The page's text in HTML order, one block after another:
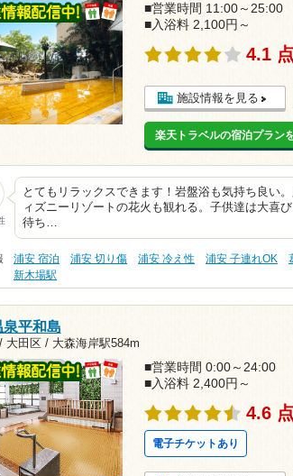
■営業時間 11:00～25:00
■入浴料 2,100円～
4.1 点
施設情報を見る
楽天トラベルの宿泊プラン
とてもリラックスできます！岩盤浴も気持ち良い
ィズニーリゾートの花火も観れる。子供達は大喜
待ち…
浦安 宿泊 浦安 切り傷 浦安 冷え性 浦安 子連れOK
新木場駅
泉平和島
大田区 / 大森海岸駅584m
■営業時間 0:00～24:00
■入浴料 2,400円～
4.6 点
電子チケットあり